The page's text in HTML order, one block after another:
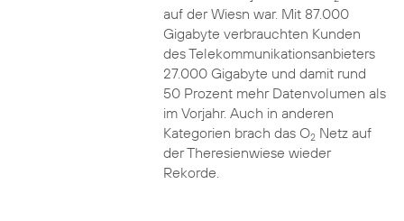
auf der Wiesn war. Mit 87.000
Gigabyte verbrauchten Kunden
des Telekommunikationsanbieters
27.000 Gigabyte und damit rund
50 Prozent mehr Datenvolumen als
im Vorjahr. Auch in anderen
Kategorien brach das O2Netz auf
der Theresienwiese wieder
Rekorde.